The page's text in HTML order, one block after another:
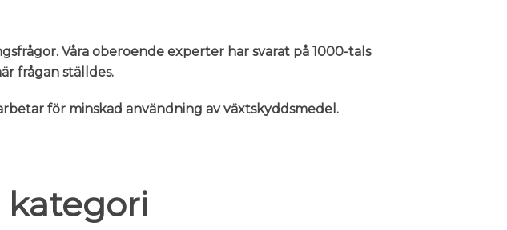
Våra oberoende experter har svarat på 1000-tals
frågan ställdes.
för minskad användning av växtskyddsmedel.
kategori